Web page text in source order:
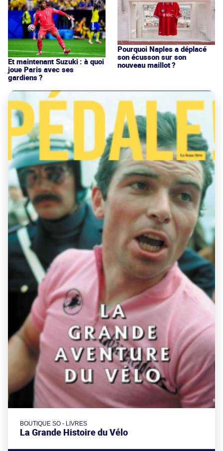
Et maintenant Suzuki : à quoi
joue Paris avec ses
gardiens ?
Pourquoi Naples a déplacé
son écusson sur son
nouveau maillot ?
BOUTIQUE SO - LIVRES
La Grande Histoire du Vélo